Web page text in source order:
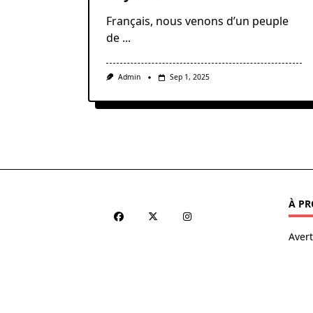
Français, nous venons d’un peuple
de ...
Admin Sep 1, 2025
À